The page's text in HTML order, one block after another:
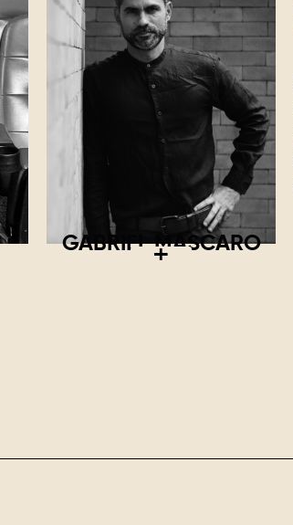
GABRIEL MASCARO
+